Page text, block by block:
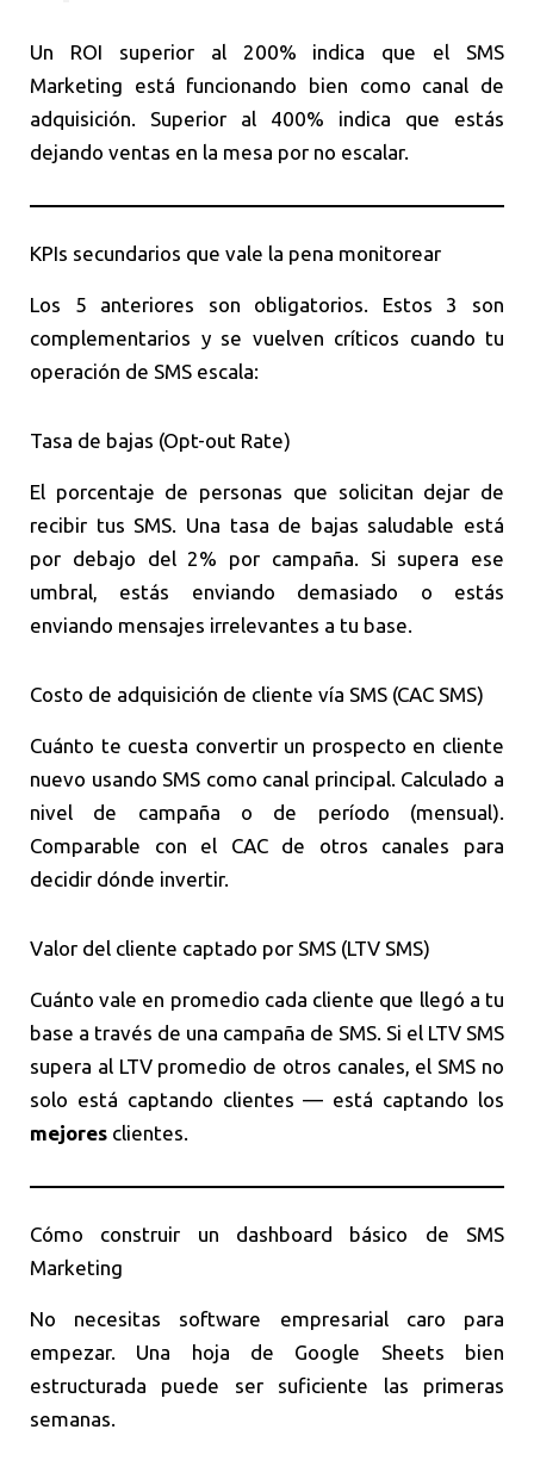
Un ROI superior al 200% indica que el SMS
Marketing está funcionando bien como canal de
adquisición. Superior al 400% indica que estás
dejando ventas en la mesa por no escalar.
KPIs secundarios que vale la pena monitorear
Los 5 anteriores son obligatorios. Estos 3 son
complementarios y se vuelven críticos cuando tu
operación de SMS escala:
Tasa de bajas (Opt-out Rate)
El porcentaje de personas que solicitan dejar de
recibir tus SMS. Una tasa de bajas saludable está
por debajo del 2% por campaña. Si supera ese
umbral, estás enviando demasiado o estás
enviando mensajes irrelevantes a tu base.
Costo de adquisición de cliente vía SMS (CAC SMS)
Cuánto te cuesta convertir un prospecto en cliente
nuevo usando SMS como canal principal. Calculado a
nivel de campaña o de período (mensual).
Comparable con el CAC de otros canales para
decidir dónde invertir.
Valor del cliente captado por SMS (LTV SMS)
Cuánto vale en promedio cada cliente que llegó a tu
base a través de una campaña de SMS. Si el LTV SMS
supera al LTV promedio de otros canales, el SMS no
solo está captando clientes — está captando los
mejores clientes.
Cómo construir un dashboard básico de SMS
Marketing
No necesitas software empresarial caro para
empezar. Una hoja de Google Sheets bien
estructurada puede ser suficiente las primeras
semanas.